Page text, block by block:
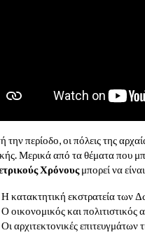
την περίοδο, οι πόλεις της
Μερικά από τα θέματα που
Χρόνουςμπορεί να
Η κατακτητική εκστρατεία των
Ο οικονομικός και
Οι αρχιτεκτονικές επιτευγμάτων